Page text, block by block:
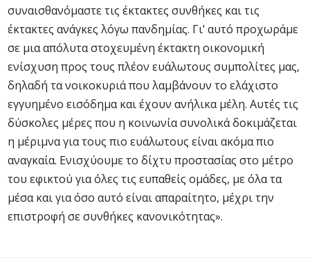
συναισθανόμαστε τις έκτακτες συνθήκες και τις
έκτακτες ανάγκες λόγω πανδημίας. Γι’ αυτό προχωράμε
σε μια απόλυτα στοχευμένη έκτακτη οικονομική
ενίσχυση προς τους πλέον ευάλωτους συμπολίτες μας,
δηλαδή τα νοικοκυριά που λαμβάνουν το ελάχιστο
εγγυημένο εισόδημα και έχουν ανήλικα μέλη. Αυτές τις
δύσκολες μέρες που η κοινωνία συνολικά δοκιμάζεται
η μέριμνα για τους πιο ευάλωτους είναι ακόμα πιο
αναγκαία. Ενισχύουμε το δίχτυ προστασίας στο μέτρο
του εφικτού για όλες τις ευπαθείς ομάδες, με όλα τα
μέσα και για όσο αυτό είναι απαραίτητο, μέχρι την
επιστροφή σε συνθήκες κανονικότητας».